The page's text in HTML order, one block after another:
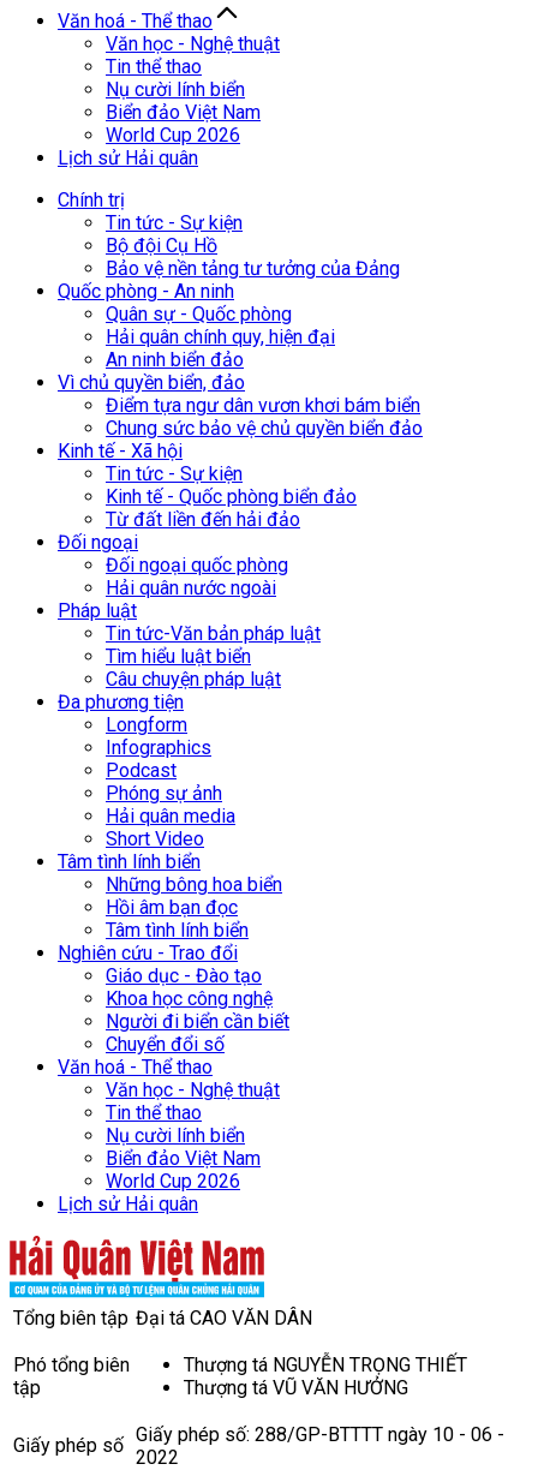
Văn hoá - Thể thao
Văn học - Nghệ thuật
Tin thể thao
Nụ cười lính biển
Biển đảo Việt Nam
World Cup 2026
Lịch sử Hải quân
Chính trị
Tin tức - Sự kiện
Bộ đội Cụ Hồ
Bảo vệ nền tảng tư tưởng của Đảng
Quốc phòng - An ninh
Quân sự - Quốc phòng
Hải quân chính quy, hiện đại
An ninh biển đảo
Vì chủ quyền biển, đảo
Điểm tựa ngư dân vươn khơi bám biển
Chung sức bảo vệ chủ quyền biển đảo
Kinh tế - Xã hội
Tin tức - Sự kiện
Kinh tế - Quốc phòng biển đảo
Từ đất liền đến hải đảo
Đối ngoại
Đối ngoại quốc phòng
Hải quân nước ngoài
Pháp luật
Tin tức-Văn bản pháp luật
Tìm hiểu luật biển
Câu chuyện pháp luật
Đa phương tiện
Longform
Infographics
Podcast
Phóng sự ảnh
Hải quân media
Short Video
Tâm tình lính biển
Những bông hoa biển
Hồi âm bạn đọc
Tâm tình lính biển
Nghiên cứu - Trao đổi
Giáo dục - Đào tạo
Khoa học công nghệ
Người đi biển cần biết
Chuyển đổi số
Văn hoá - Thể thao
Văn học - Nghệ thuật
Tin thể thao
Nụ cười lính biển
Biển đảo Việt Nam
World Cup 2026
Lịch sử Hải quân
Tổng biên tập Đại tá CAO VĂN DÂN
Phó tổng biên
tập
Thượng tá NGUYỄN TRỌNG THIẾT
Thượng tá VŨ VĂN HƯỞNG
Giấy phép số Giấy phép số: 288/GP-BTTTT ngày 10 - 06 -
2022